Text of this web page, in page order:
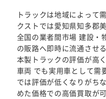
トラックは地域によって
クストでは愛知県知多郡
全国の業者間市場 建設・
の販路へ即時に流通させ
本製トラックの評価が高
車両 でも実用車として需
では評価が低くなりがち
めた価格での高価買取が可